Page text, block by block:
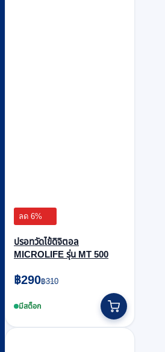
ลด 6%
ปรอทวัดไข้ดิจิตอล
MICROLIFE รุ่น MT 500
฿310
Original
was:
฿290
Current
is:มีสต็อก